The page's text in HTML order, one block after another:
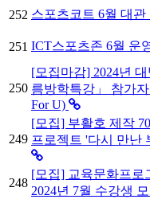
252 스포츠코트 6월 대관
251 ICT스포츠존 6월 운
250
[모집마감] 2024년
름방학특강」 참가
For U)
249
[모집] 부활호 제작
프로젝트 '다시 만난
248
[모집] 교육문화프로
2024년 7월 수강생